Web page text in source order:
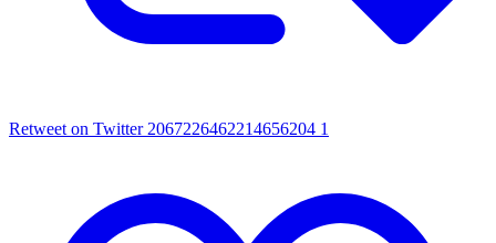
Retweet on Twitter 2067226462214656204 1